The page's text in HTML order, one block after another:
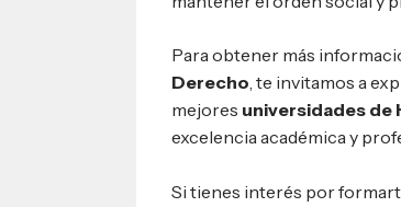
Para obtener más
Derecho, te invitamos a
mejores universidades de
excelencia académica y
Si tienes interés por